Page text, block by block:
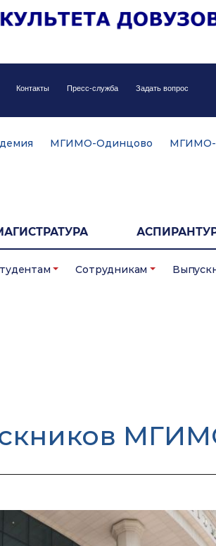
Контакты Пресс-служба Задать вопрос
МГИМО-Одинцово МГИМО-
Сотрудникам